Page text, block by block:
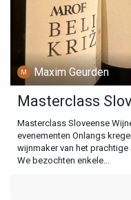
Maxim Geurden
Masterclass
Masterclass Sloveense
evenementen Onlangs
wijnmaker van het
We bezochten enkele...